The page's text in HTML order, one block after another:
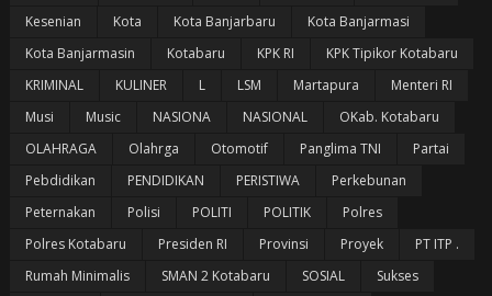
Kesenian
Kota Kota Banjarbaru
Kota Banjarmasi
Kota Banjarmasin
Kotabaru KPK RI
KPK Tipikor Kotabaru
KRIMINAL
KULINER L LSM Martapura
Menteri RI
Musi
Music NASIONA NASIONAL
OKab. Kotabaru
OLAHRAGA
Olahrga Otomotif Panglima TNI
Partai
Pebdidikan
PENDIDIKAN PERISTIWA
Perkebunan
Peternakan
Polisi POLITI POLITIK
Polres
Polres Kotabaru
Presiden RI Provinsi Proyek
PT ITP .
Rumah Minimalis
SMAN 2 Kotabaru SOSIAL
Sukses